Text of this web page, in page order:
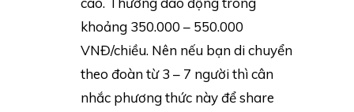
khoảng 350.000 – 550.000
VNĐ/chiều. Nên nếu bạn di chuyển
theo đoàn từ 3 – 7 người thì cân
nhắc phương thức này để share